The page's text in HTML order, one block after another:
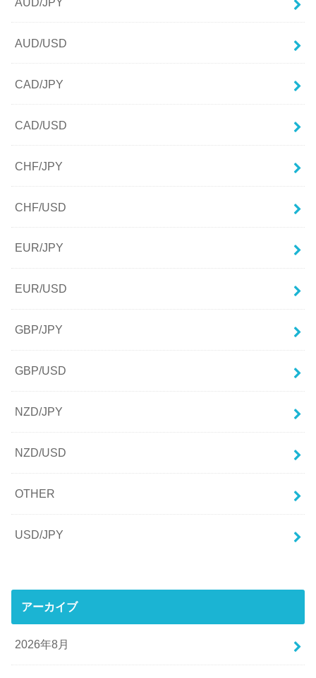
AUD/USD
CAD/JPY
CAD/USD
CHF/JPY
CHF/USD
EUR/JPY
EUR/USD
GBP/JPY
GBP/USD
NZD/JPY
NZD/USD
OTHER
USD/JPY
アーカイブ
2026年8月